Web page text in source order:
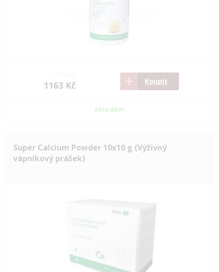
1163 Kč Koupit
skladem
Super Calcium Powder 10x10 g (Výživný
vápníkový prášek)